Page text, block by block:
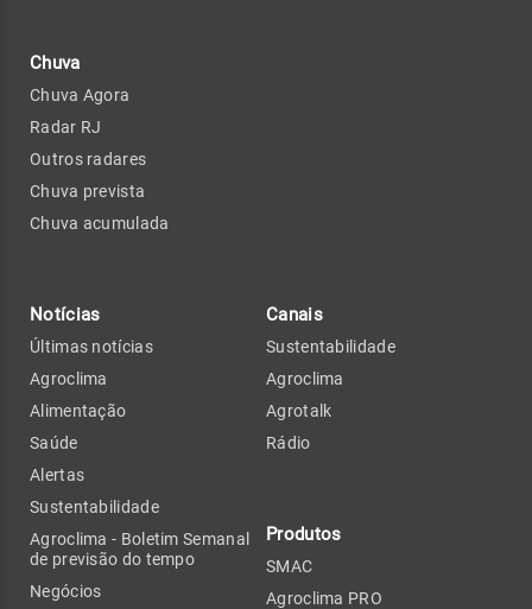
Chuva
Chuva Agora
Radar RJ
Outros radares
Chuva prevista
Chuva acumulada
Notícias
Últimas notícias
Agroclima
Alimentação
Saúde
Alertas
Sustentabilidade
Agroclima - Boletim Semanal
de previsão do tempo
Negócios
Canais
Sustentabilidade
Agroclima
Agrotalk
Rádio
Produtos
SMAC
Agroclima PRO